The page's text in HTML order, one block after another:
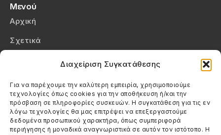
Διαχείριση Συγκατάθεσης
Για να παρέχουμε την καλύτερη εμπειρία, χρησιμοποιούμε
τεχνολογίες όπως cookies για την αποθήκευση ή/και την
πρόσβαση σε πληροφορίες συσκευών. Η συγκατάθεση για τις εν
λόγω τεχνολογίες θα μας επιτρέψει να επεξεργαστούμε
δεδομένα προσωπικού χαρακτήρα, όπως συμπεριφορά
περιήγησης ή μοναδικά αναγνωριστικά σε αυτόν τον ιστότοπο. Η
Μενού
Αρχική
Σχετικά
Πολιτική Cookies (ΕΕ)
Στοιχεία Επικοινωνίας
Καλεσέ μας